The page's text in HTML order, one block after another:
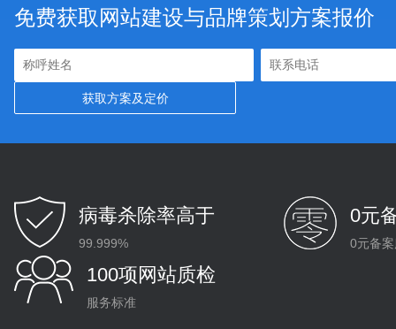
免费获取网站建设与品牌策划方案报价
病毒杀除率高于
99.999%
0元
0元备
100项网站质检
服务标准